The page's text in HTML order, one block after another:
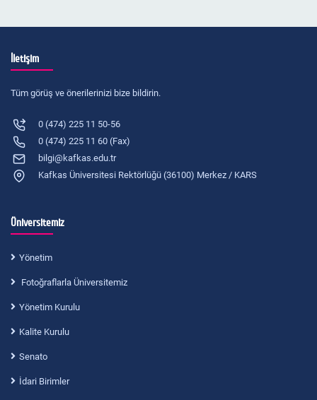
İletişim
Tüm görüş ve önerilerinizi bize bildirin.
0 (474) 225 11 50-56
0 (474) 225 11 60 (Fax)
bilgi@kafkas.edu.tr
Kafkas Üniversitesi Rektörlüğü (36100) Merkez / KARS
Üniversitemiz
Yönetim
Fotoğraflarla Üniversitemiz
Yönetim Kurulu
Kalite Kurulu
Senato
İdari Birimler